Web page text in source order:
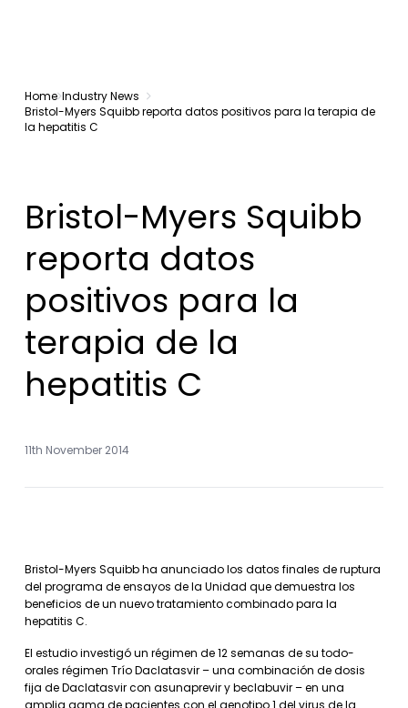
Home Industry News
Bristol-Myers Squibb reporta datos positivos para la terapia de
la hepatitis C
Bristol-Myers Squibb
reporta datos
positivos para la
terapia de la
hepatitis C
11th November 2014
Bristol-Myers Squibb ha anunciado los datos finales de ruptura
del programa de ensayos de la Unidad que demuestra los
beneficios de un nuevo tratamiento combinado para la
hepatitis C.
El estudio investigó un régimen de 12 semanas de su todo-
orales régimen Trío Daclatasvir – una combinación de dosis
fija de Daclatasvir con asunaprevir y beclabuvir – en una
amplia gama de pacientes con el genotipo 1 del virus de la